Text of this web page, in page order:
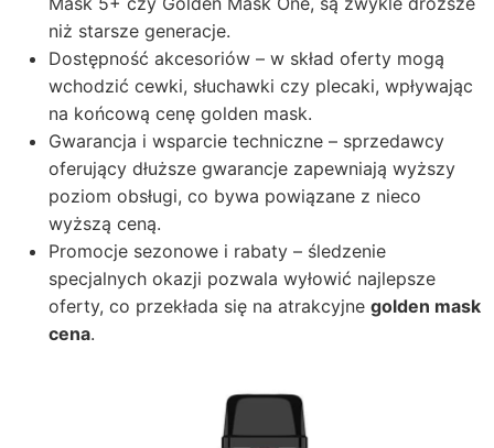
niż starsze generacje.
Dostępność akcesoriów – w skład oferty mogą
wchodzić cewki, słuchawki czy plecaki, wpływając
na końcową cenę golden mask.
Gwarancja i wsparcie techniczne – sprzedawcy
oferujący dłuższe gwarancje zapewniają wyższy
poziom obsługi, co bywa powiązane z nieco
wyższą ceną.
Promocje sezonowe i rabaty – śledzenie
specjalnych okazji pozwala wyłowić najlepsze
oferty, co przekłada się na atrakcyjne golden mask
cena.